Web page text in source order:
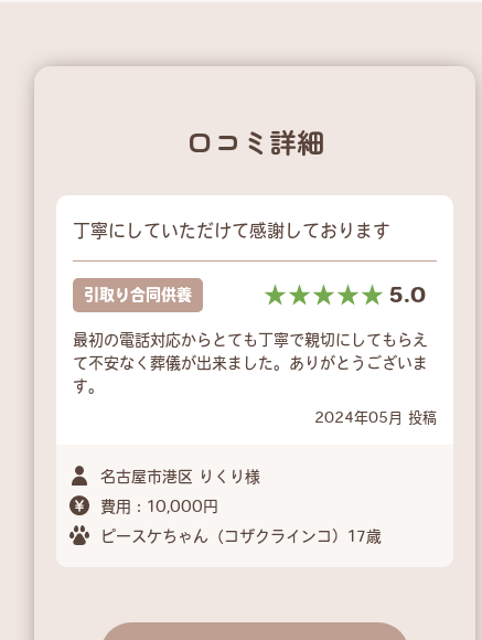
口コミ詳細
丁寧にしていただけて感謝しております
引取り合同供養 ☆☆☆☆☆
★★★★★ 5.0
最初の電話対応からとても丁寧で親切にしてもらえ
て不安なく葬儀が出来ました。ありがとうございま
す。
2024年05月 投稿
名古屋市港区 りくり様
費用：10,000円
ピースケちゃん（コザクラインコ）17歳